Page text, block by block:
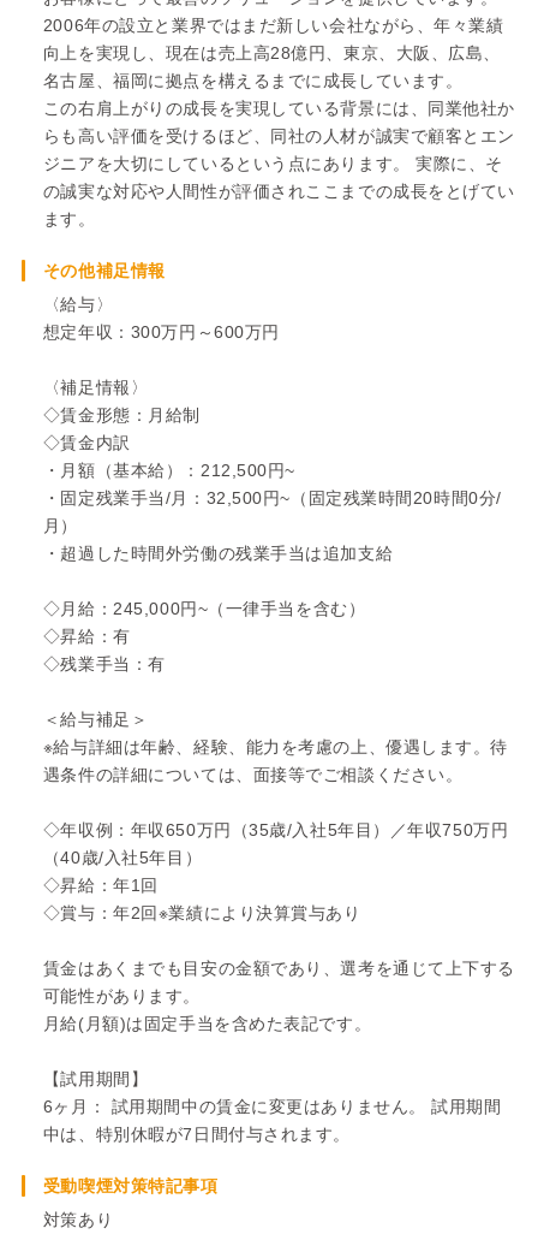
2006年の設立と業界ではまだ新しい会社ながら、年々業績
向上を実現し、現在は売上高28億円、東京、大阪、広島、
名古屋、福岡に拠点を構えるまでに成長しています。
この右肩上がりの成長を実現している背景には、同業他社か
らも高い評価を受けるほど、同社の人材が誠実で顧客とエン
ジニアを大切にしているという点にあります。 実際に、そ
の誠実な対応や人間性が評価されここまでの成長をとげてい
ます。
その他補足情報
〈給与〉
想定年収：300万円～600万円
〈補足情報〉
◇賃金形態：月給制
◇賃金内訳
・月額（基本給）：212,500円~
・固定残業手当/月：32,500円~（固定残業時間20時間0分/
月）
・超過した時間外労働の残業手当は追加支給
◇月給：245,000円~（一律手当を含む）
◇昇給：有
◇残業手当：有
＜給与補足＞
※給与詳細は年齢、経験、能力を考慮の上、優遇します。待
遇条件の詳細については、面接等でご相談ください。
◇年収例：年収650万円（35歳/入社5年目）／年収750万円
（40歳/入社5年目）
◇昇給：年1回
◇賞与：年2回※業績により決算賞与あり
賃金はあくまでも目安の金額であり、選考を通じて上下する
可能性があります。
月給(月額)は固定手当を含めた表記です。
【試用期間】
6ヶ月： 試用期間中の賃金に変更はありません。 試用期間
中は、特別休暇が7日間付与されます。
受動喫煙対策特記事項
対策あり